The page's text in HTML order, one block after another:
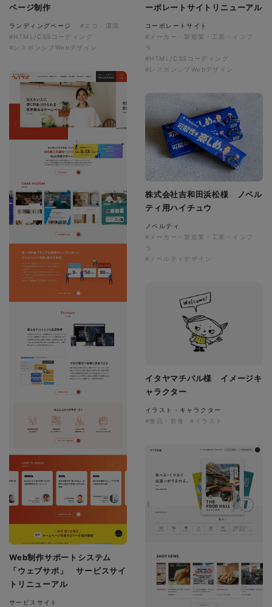
ページ制作
ランディングページ
#エコ・環境
#HTML/CSSコーディング
#レスポンシブWebデザイン
ーポレートサイトリニューアル
コーポレートサイト
#メーカー・製造業・工業・インフ
ラ
#HTML/CSSコーディング
#レスポンシブWebデザイン
Web制作サポートシステム
「ウェブサポ」 サービスサイ
トリニューアル
サービスサイト
株式会社吉和田浜松様 ノベル
ティ用ハイチュウ
ノベルティ
#メーカー・製造業・工業・インフ
ラ
#ノベルティデザイン
イタヤマチバル様 イメージキ
ャラクター
イラスト・キャラクター
#食品・飲食
#イラスト